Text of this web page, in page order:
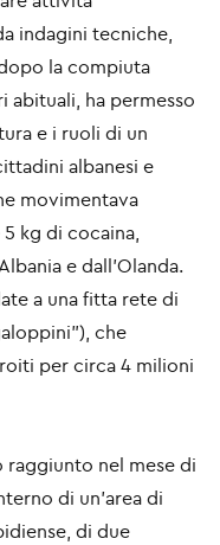
indagini tecniche,
la compiuta
abituali, ha permesso
e i ruoli di un
albanesi e
movimentava
kg di cocaina,
e dall’Olanda.
a una fitta rete di
che
per circa 4 milioni
nel mese di
di un’area di
di due